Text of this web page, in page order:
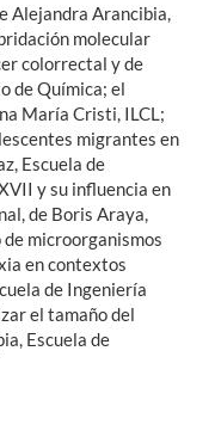
Alejandra Arancibia,
molecular
colorrectal y de
de Química; el
María Cristi, ILCL;
migrantes en
Escuela de
y su influencia en
de Boris Araya,
microorganismos
en contextos
de Ingeniería
el tamaño del
Escuela de